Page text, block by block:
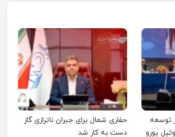
توسعه
یورو
حفاری شمال برای جبران ناترازی گاز
دست به کار شد